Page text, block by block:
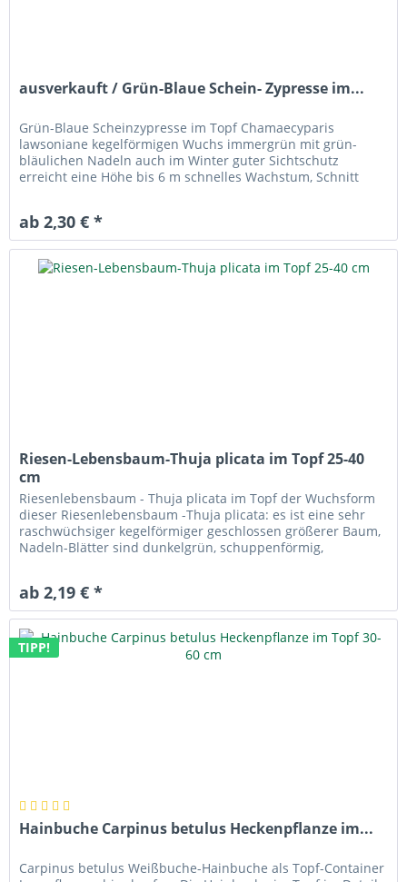
ausverkauft / Grün-Blaue Schein- Zypresse im...
Grün-Blaue Scheinzypresse im Topf Chamaecyparis
lawsoniane kegelförmigen Wuchs immergrün mit grün-
bläulichen Nadeln auch im Winter guter Sichtschutz
erreicht eine Höhe bis 6 m schnelles Wachstum, Schnitt
ab 2,30 € *
Riesen-Lebensbaum-Thuja plicata im Topf 25-40
cm
Riesenlebensbaum - Thuja plicata im Topf der Wuchsform
dieser Riesenlebensbaum -Thuja plicata: es ist eine sehr
raschwüchsiger kegelförmiger geschlossen größerer Baum,
Nadeln-Blätter sind dunkelgrün, schuppenförmig,
ab 2,19 € *
TIPP!
Hainbuche Carpinus betulus Heckenpflanze im...
Carpinus betulus Weißbuche-Hainbuche als Topf-Container